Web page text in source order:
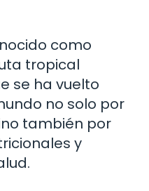
como
tropical
se ha vuelto
no solo por
también por
y